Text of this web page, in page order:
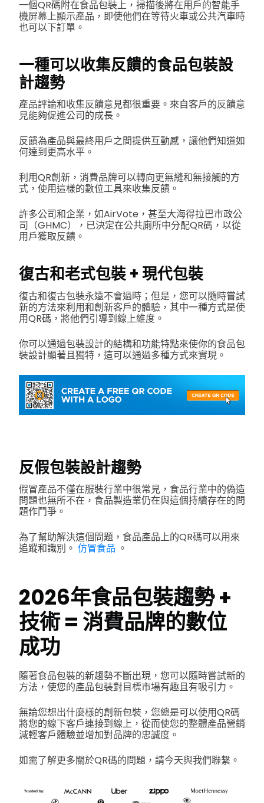
一個QR碼附在食品包裝上，掃描後將在用戶的智能手
機屏幕上顯示產品，即使他們在等待火車或公共汽車時
也可以下訂單。
一種可以收集反饋的食品包裝設
計趨勢
產品評論和收集反饋意見都很重要。來自客戶的反饋意
見能夠促進公司的成長。
反饋為產品與最終用戶之間提供互動感，讓他們知道如
何達到更高水平。
利用QR創新，消費品牌可以轉向更無縫和無接觸的方
式，使用這樣的數位工具來收集反饋。
許多公司和企業，如AirVote，甚至大海得拉巴市政公
司（GHMC），已決定在公共廁所中分配QR碼，以從
用戶獲取反饋。
復古和老式包裝 + 現代包裝
復古和復古包裝永遠不會過時；但是，您可以隨時嘗試
新的方法來利用和創新客戶的體驗，其中一種方式是使
用QR碼，將他們引導到線上維度。
你可以通過包裝設計的結構和功能特點來使你的食品包
裝設計顯著且獨特，這可以通過多種方式來實現。
反假包裝設計趨勢
假冒產品不僅在服裝行業中很常見，食品行業中的偽造
問題也無所不在，食品製造業仍在與這個持續存在的問
題作鬥爭。
為了幫助解決這個問題，食品產品上的QR碼可以用來
追蹤和識別。 仿冒食品 。
2026年食品包裝趨勢 +
技術 = 消費品牌的數位
成功
隨著食品包裝的新趨勢不斷出現，您可以隨時嘗試新的
方法，使您的產品包裝對目標市場有趣且有吸引力。
無論您想出什麼樣的創新包裝，您總是可以使用QR碼
將您的線下客戶連接到線上，從而使您的整體產品營銷
減輕客戶體驗並增加對品牌的忠誠度。
如需了解更多關於QR碼的問題，請今天與我們聯繫。